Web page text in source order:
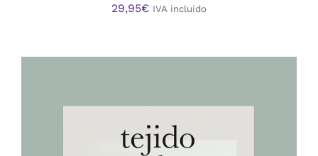
29,95€ IVA incluido